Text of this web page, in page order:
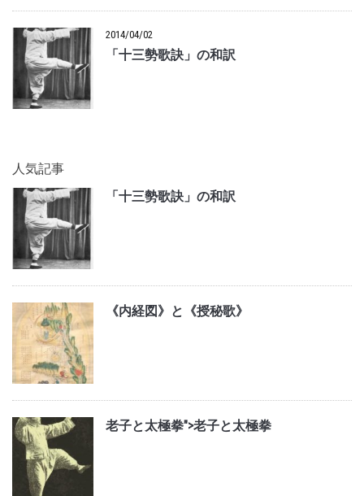
2014/04/02
「十三勢歌訣」の和訳
人気記事
「十三勢歌訣」の和訳
《内経図》と《授秘歌》
老子と太極拳">老子と太極拳